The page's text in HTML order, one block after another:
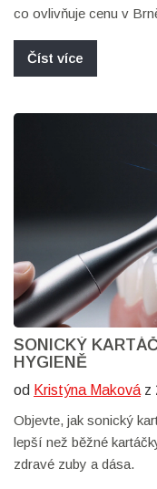
co ovlivňuje cenu v
Číst více
SONICKÝ
HYGIENĚ
od Kristýna Maková z
Objevte, jak sonický
lepší než běžné
zdravé zuby a dása.